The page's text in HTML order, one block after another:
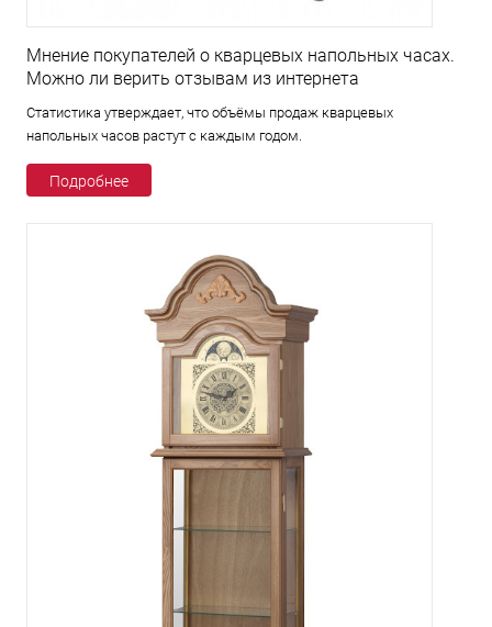
Мнение покупателей о кварцевых напольных часах.
Можно ли верить отзывам из интернета
Статистика утверждает, что объёмы продаж кварцевых
напольных часов растут с каждым годом.
Подробнее